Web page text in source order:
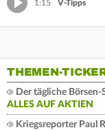
1:15 V-Tipps
THEMEN-
Der tägliche Börsen-
ALLES AUF AKTIEN
Kriegsreporter Paul